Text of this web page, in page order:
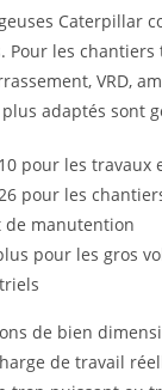
Caterpillar
Pour les
VRD,
adaptés sont
pour les travaux
pour les
de manutention
pour les gros
de bien
de travail